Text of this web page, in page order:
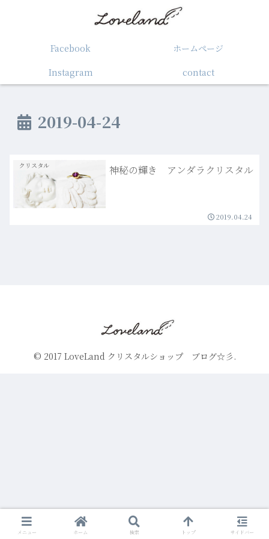
Facebook
ホームぺージ
Instagram
contact
2019-04-24
クリスタル 神秘の輝き アンダラクリスタル
2019.04.24
© 2017 LoveLand クリスタルショップ ブログ☆彡.
メニュー ホーム 検索 トップ サイドバー